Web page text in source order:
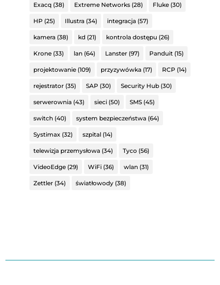
Exacq (38) Extreme Networks(28) Fluke(30)
HP (25) Illustra(34) integracja(57)
kamera(38) kd (21) kontrola dostępu (26)
Krone(33) lan(64) Lanster(97) Panduit(15)
projektowanie(109) przyzywówka(17) RCP (14)
rejestrator(35) SAP (30) Security Hub(30)
serwerownia(43) sieci(50) SMS(45)
switch(40) system bezpieczeństwa(64)
Systimax (32) szpital(14)
telewizja przemysłowa(34) Tyco (56)
VideoEdge(29) WiFi(36) wlan(31)
Zettler(34) światłowody(38)